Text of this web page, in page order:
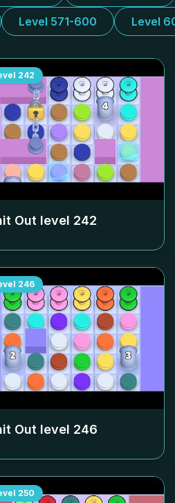
Level 571-600 Level
242
Out level 242
246
Out level 246
250